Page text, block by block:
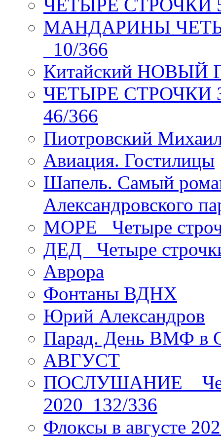
ЧЕТЫРЕ СТРОЧКИ 5
МАНДАРИНЫ
_10/366
Китайский НОВЫЙ
ЧЕТЫРЕ СТРОЧКИ
46/366
Пиотровский
Авиация. Гостилицы
Шапель. Самый
Александровского
МОРЕ _Четыре
ДЕД _Четыре
Аврора
Фонтаны ВДНХ
Юрий Александров
Парад. День ВМФ в
АВГУСТ
ПОСЛУШАНИЕ _
2020_132/336
Флоксы в августе